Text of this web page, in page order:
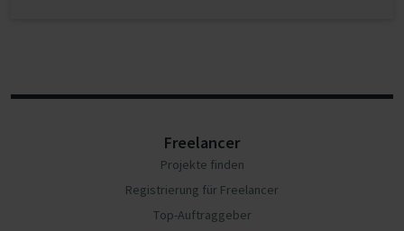
Freelancer
Projekte finden
Registrierung für Freelancer
Top-Auftraggeber